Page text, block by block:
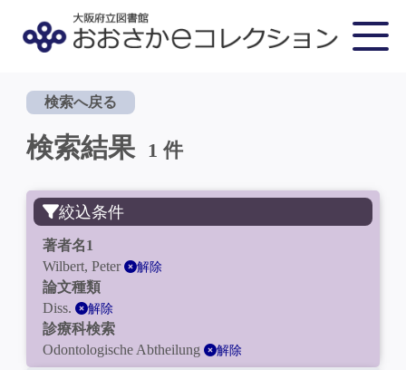
検索へ戻る
検索結果 1 件
絞込条件
著者名1
Wilbert, Peter
解除
論文種類
Diss.
解除
診療科検索
Odontologische Abtheilung
解除